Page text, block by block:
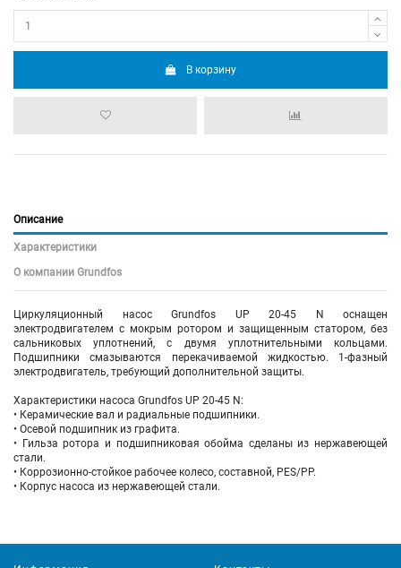
В корзину
Описание
Характеристики
О компании Grundfos
Циркуляционный насос Grundfos UP 20-45 N оснащен
электродвигателем с мокрым ротором и защищенным статором, без
сальниковых уплотнений, с двумя уплотнительными кольцами.
Подшипники смазываются перекачиваемой жидкостью. 1-фазный
электродвигатель, требующий дополнительной защиты.
Характеристики насоса Grundfos UP 20-45 N:
• Керамические вал и радиальные подшипники.
• Осевой подшипник из графита.
• Гильза ротора и подшипниковая обойма сделаны из нержавеющей
стали.
• Коррозионно-стойкое рабочее колесо, составной, PES/PP.
• Корпус насоса из нержавеющей стали.